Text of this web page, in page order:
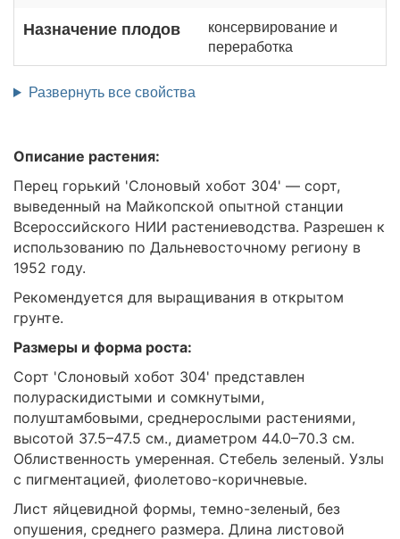
Назначение плодов
консервирование и
переработка
Развернуть все свойства
Описание растения:
Перец горький 'Слоновый хобот 304' — сорт,
выведенный на Майкопской опытной станции
Всероссийского НИИ растениеводства. Разрешен к
использованию по Дальневосточному региону в
1952 году.
Рекомендуется для выращивания в открытом
грунте.
Размеры и форма роста:
Сорт 'Слоновый хобот 304' представлен
полураскидистыми и сомкнутыми,
полуштамбовыми, среднерослыми растениями,
высотой 37.5–47.5 см., диаметром 44.0–70.3 см.
Облиственность умеренная. Стебель зеленый. Узлы
с пигментацией, фиолетово-коричневые.
Лист яйцевидной формы, темно-зеленый, без
опушения, среднего размера. Длина листовой